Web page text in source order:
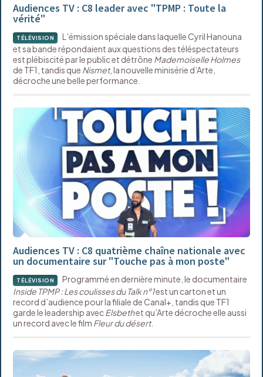
Audiences TV : C8 leader avec "TPMP : Toute la
vérité"
TÉLÉVISION
L’émission spéciale dans laquelle Cyril Hanouna
et sa bande répondaient aux questions des téléspectateurs
est plébiscité par le public et détrône Mademoiselle Holmes
de TF1, tandis que Nismet, la nouvelle minisérie d’Arte,
décroche une belle performance.
Audiences TV : C8 quatrième chaîne nationale avec
un documentaire sur "Touche pas à mon poste"
TÉLÉVISION
Programmé en dernière minute, le documentaire
Inside TPMP : Les coulisses du Talk n°1est un carton et un
record d’audience pour la filiale de Canal+, tandis que TF1
garde le leadership avecElsbethet qu’Arte décroche elle aussi
un record avec le film Fleur du désert.